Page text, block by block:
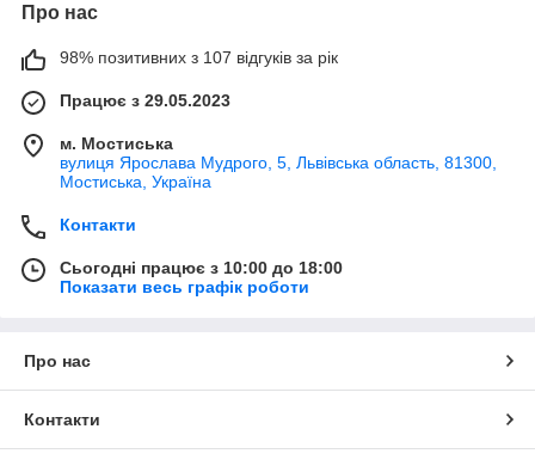
Про нас
98% позитивних з 107 відгуків за рік
Працює з 29.05.2023
м. Мостиська
вулиця Ярослава Мудрого, 5, Львівська область, 81300,
Мостиська, Україна
Контакти
Сьогодні працює з 10:00 до 18:00
Показати весь графік роботи
Про нас
Контакти